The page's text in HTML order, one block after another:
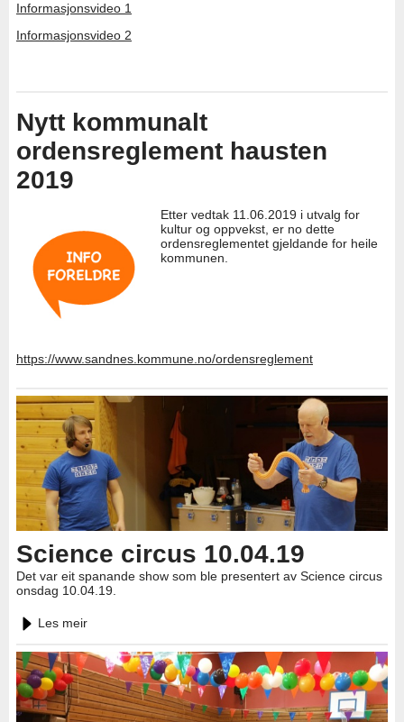
Informasjonsvideo 1
Informasjonsvideo 2
Nytt kommunalt
ordensreglement hausten
2019
Etter vedtak 11.06.2019 i utvalg for
kultur og oppvekst, er no dette
ordensreglementet gjeldande for heile
kommunen.
https://www.sandnes.kommune.no/ordensreglement
Science circus 10.04.19
Det var eit spanande show som ble presentert av Science circus
onsdag 10.04.19.
Les meir